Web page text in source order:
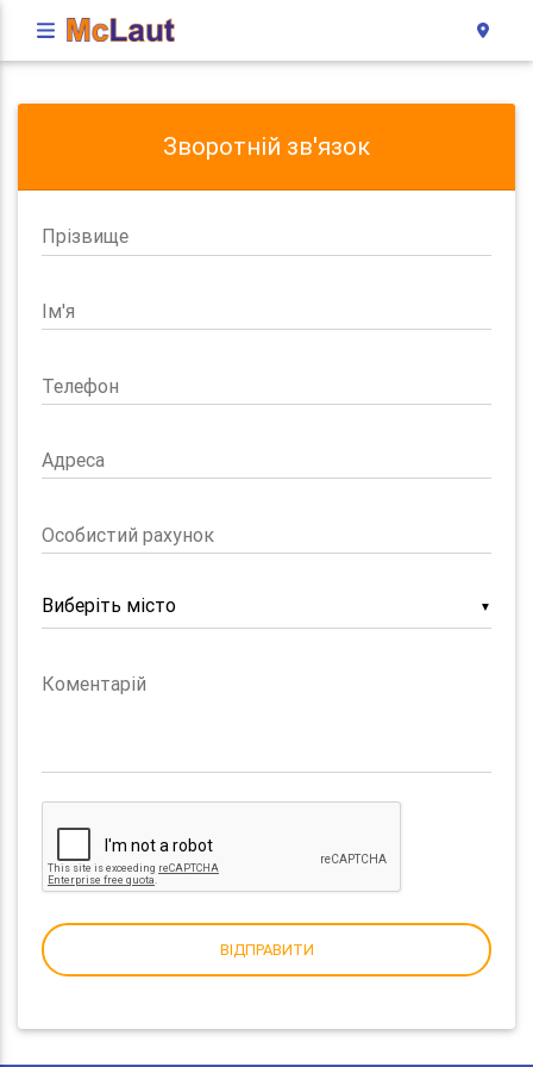
Зворотній зв'язок
Прізвище
Ім'я
Телефон
Адреса
Особистий рахунок
▼
Коментарій
ВІДПРАВИТИ